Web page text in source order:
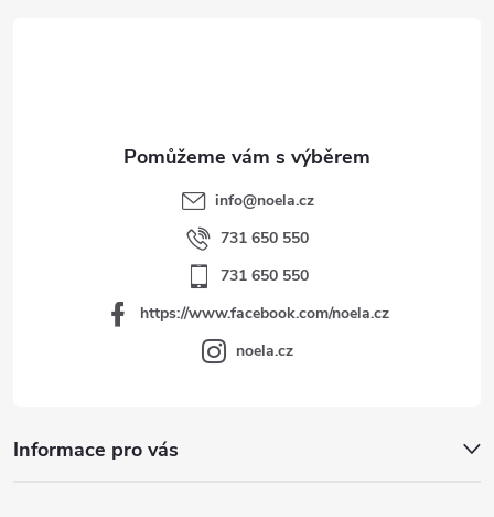
Informace pro vás
info@noela.cz
731 650 550
731 650 550
https://www.facebook.com/noela.cz
noela.cz